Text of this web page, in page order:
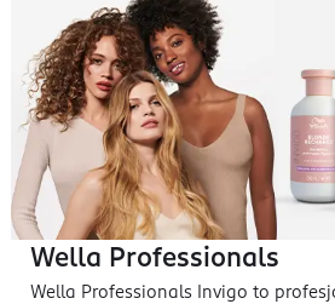
Wella Professionals
Wella Professionals Invigo to